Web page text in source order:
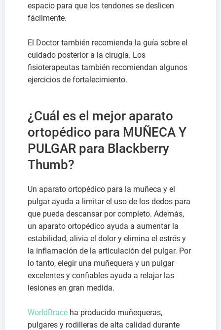
espacio para que los tendones se deslicen
fácilmente.
El Doctor también recomienda la guía sobre el
cuidado posterior a la cirugía. Los
fisioterapeutas también recomiendan algunos
ejercicios de fortalecimiento.
¿Cuál es el mejor aparato
ortopédico para MUÑECA Y
PULGAR para Blackberry
Thumb?
Un aparato ortopédico para la muñeca y el
pulgar ayuda a limitar el uso de los dedos para
que pueda descansar por completo. Además,
un aparato ortopédico ayuda a aumentar la
estabilidad, alivia el dolor y elimina el estrés y
la inflamación de la articulación del pulgar. Por
lo tanto, elegir una muñequera y un pulgar
excelentes y confiables ayuda a relajar las
lesiones en gran medida.
WorldBrace ha producido muñequeras,
pulgares y rodilleras de alta calidad durante